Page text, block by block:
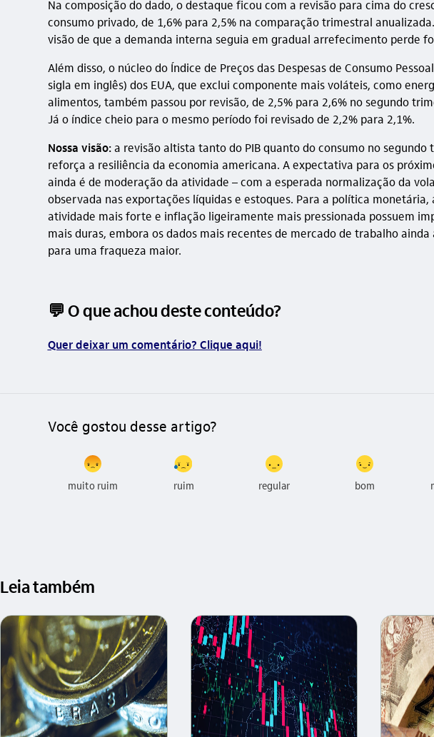
Na composição do dado, o destaque ficou com a revisão para cima do
consumo privado, de 1,6% para 2,5% na comparação trimestral
visão de que a demanda interna seguia em gradual arrefecimento perde
Além disso, o núcleo do Índice de Preços das Despesas de Consumo Pessoal
sigla em inglês) dos EUA, que exclui componente mais voláteis, como
alimentos, também passou por revisão, de 2,5% para 2,6% no segundo
Já o índice cheio para o mesmo período foi revisado de 2,2% para 2,1%.
Nossa visão:a revisão altista tanto do PIB quanto do consumo no segundo
reforça a resiliência da economia americana. A expectativa para os
ainda é de moderação da atividade – com a esperada normalização da
observada nas exportações líquidas e estoques. Para a política monetária,
atividade mais forte e inflação ligeiramente mais pressionada possuem
mais duras, embora os dados mais recentes de mercado de trabalho ainda
para uma fraqueza maior.
💬 O que achou deste conteúdo?
Quer deixar um comentário? Clique aqui!
Você gostou desse artigo?
muito ruim ruim regular bom
Leia também